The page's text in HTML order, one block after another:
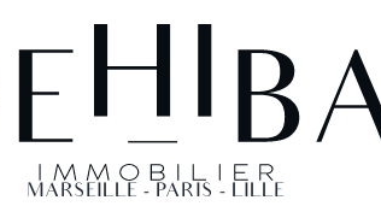
MARSEILLE - PARIS - LILLE
Estimer